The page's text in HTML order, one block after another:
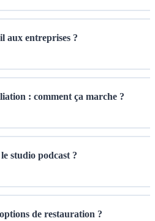
aux entreprises ?
: comment ça marche ?
studio podcast ?
de restauration ?